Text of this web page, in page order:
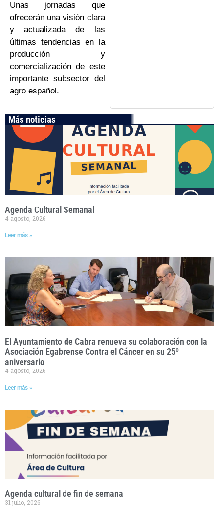
Unas jornadas que
ofrecerán una visión clara
y actualizada de las
últimas tendencias en la
producción y
comercialización de este
importante subsector del
agro español.
Más noticias
Agenda Cultural Semanal
4 agosto, 2026
Leer más »
El Ayuntamiento de Cabra renueva su colaboración con la
Asociación Egabrense Contra el Cáncer en su 25º
aniversario
4 agosto, 2026
Leer más »
Agenda cultural de fin de semana
31 julio, 2026